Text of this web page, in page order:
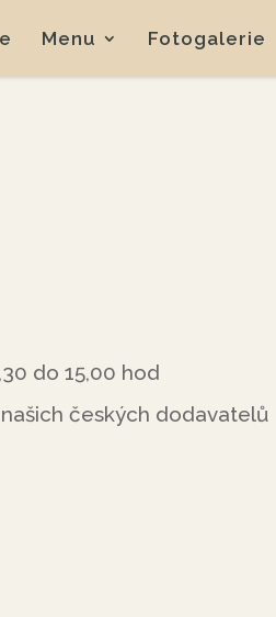
Menu Fotogalerie
do 15,00 hod
českých dodavatelů